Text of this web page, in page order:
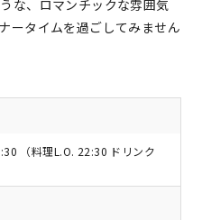
な、ロマンチックな雰囲気
ータイムを過ごしてみません
（料理L.O. 22:30 ドリンク